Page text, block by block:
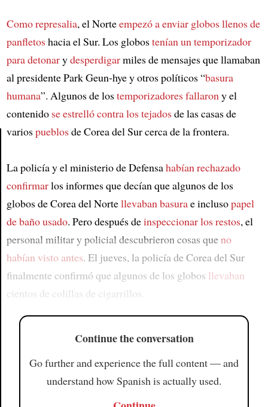
Article
Como represalia, el Norteempezó a enviar globosllenos de
panfletoshacia el Sur. Los globostenían un temporizador
para detonarydesperdigarmiles de mensajes que llamaban
al presidente Park Geun-hye y otros políticos “basura
humana”. Algunos de lostemporizadores fallarony el
contenido se estrelló contra los tejadosde las casas de
variospueblosde Corea del Sur cerca de la frontera.
La policía y el ministerio de Defensahabían rechazado
confirmarlos informes que decían que algunos de los
globos de Corea del Nortellevaban basurae inclusopapel
de baño usado. Pero después deinspeccionar los restos, el
personal militar y policial descubrieron cosas queno
habían visto antes. El jueves, la policía de Corea del Sur
finalmente confirmó que algunos de los globos llevaban
cientos de colillas de cigarrillos.
Continue the conversation
Go further and experience the full content — and
understand how Spanish is actually used.